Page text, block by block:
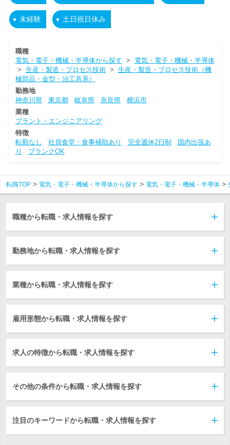
未経験 土日祝日休み
職種
電気・電子・機械・半導体から探す > 電気・電子・機械・半導体
> 生産・製造・プロセス技術> 生産・製造・プロセス技術（機
械部品・金型・治工具系）
勤務地
神奈川県
東京都 岐阜県 奈良県
横浜市
業種
プラント・エンジニアリング
特徴
転勤なし
社員食堂・食事補助あり 完全週休2日制
国内出張あ
り
ブランクOK
転職TOP 電気・電子・機械・半導体から探す 電気・電子・機械・半導体
職種から転職・求人情報を探す
勤務地から転職・求人情報を探す
業種から転職・求人情報を探す
雇用形態から転職・求人情報を探す
求人の特徴から転職・求人情報を探す
その他の条件から転職・求人情報を探す
注目のキーワードから転職・求人情報を探す